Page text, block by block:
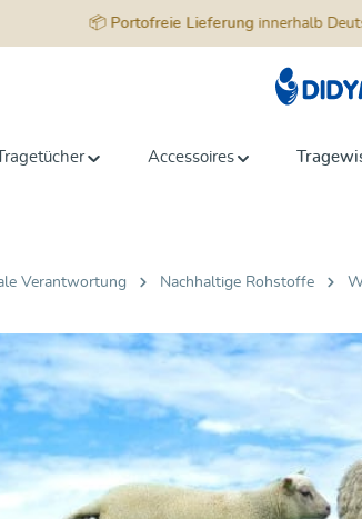
📦 Portofreie Lieferunginnerhalb
Tragetücher Accessoires
Verantwortung Nachhaltige Rohstoffe